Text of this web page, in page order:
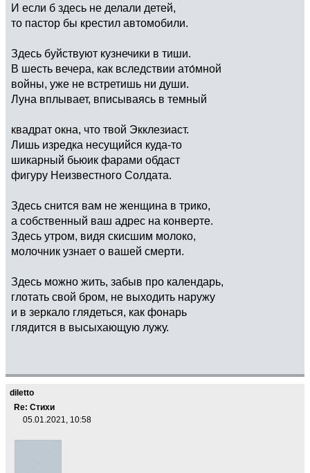
И если б здесь не делали детей,
то пастор бы крестил автомобили.
Здесь буйствуют кузнечики в тиши.
В шесть вечера, как вследствии ато́мной
войны, уже не встретишь ни души.
Луна вплывает, вписываясь в темный
квадрат окна, что твой Экклезиаст.
Лишь изредка несущийся куда-то
шикарный бьюик фарами обдаст
фигуру Неизвестного Солдата.
Здесь снится вам не женщина в трико,
а собственный ваш адрес на конверте.
Здесь утром, видя скисшим молоко,
молочник узнает о вашей смерти.
Здесь можно жить, забыв про календарь,
глотать свой бром, не выходить наружу
и в зеркало глядеться, как фонарь
глядится в высыхающую лужу.
diletto
Re: Стихи
05.01.2021, 10:58